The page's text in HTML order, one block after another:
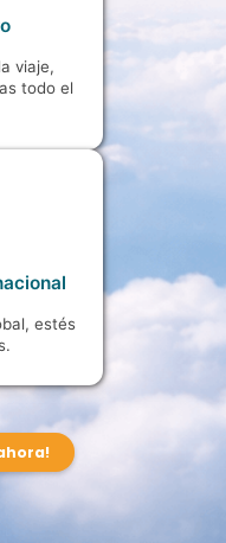
viaje,
todo el
estés